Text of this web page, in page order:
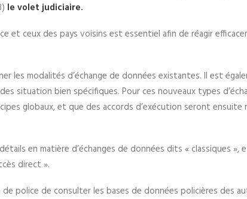
le volet judiciaire.
et ceux des pays voisins est essentiel afin de réagir
les modalités d’échange de données existantes. Il est
situation bien spécifiques. Pour ces nouveaux types
globaux, et que des accords d’exécution seront ensuite
en matière d’échanges de données dits « classiques »,
direct ».
police de consulter les bases de données policières des